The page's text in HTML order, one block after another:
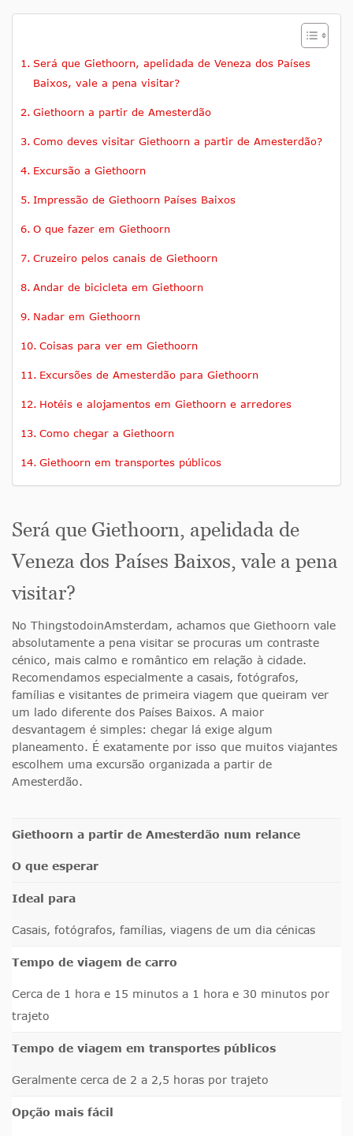
Será que Giethoorn, apelidada de Veneza dos Países
Baixos, vale a pena visitar?
Giethoorn a partir de Amesterdão
Como deves visitar Giethoorn a partir de Amesterdão?
Excursão a Giethoorn
Impressão de Giethoorn Países Baixos
O que fazer em Giethoorn
Cruzeiro pelos canais de Giethoorn
Andar de bicicleta em Giethoorn
Nadar em Giethoorn
Coisas para ver em Giethoorn
Excursões de Amesterdão para Giethoorn
Hotéis e alojamentos em Giethoorn e arredores
Como chegar a Giethoorn
Giethoorn em transportes públicos
Será que Giethoorn, apelidada de
Veneza dos Países Baixos, vale a pena
visitar?
No ThingstodoinAmsterdam, achamos que Giethoorn vale
absolutamente a pena visitar se procuras um contraste
cénico, mais calmo e romântico em relação à cidade.
Recomendamos especialmente a casais, fotógrafos,
famílias e visitantes de primeira viagem que queiram ver
um lado diferente dos Países Baixos. A maior
desvantagem é simples: chegar lá exige algum
planeamento. É exatamente por isso que muitos viajantes
escolhem uma excursão organizada a partir de
Amesterdão.
Giethoorn a partir de Amesterdão num relance
O que esperar
Ideal para
Casais, fotógrafos, famílias, viagens de um dia cénicas
Tempo de viagem de carro
Cerca de 1 hora e 15 minutos a 1 hora e 30 minutos por
trajeto
Tempo de viagem em transportes públicos
Geralmente cerca de 2 a 2,5 horas por trajeto
Opção mais fácil